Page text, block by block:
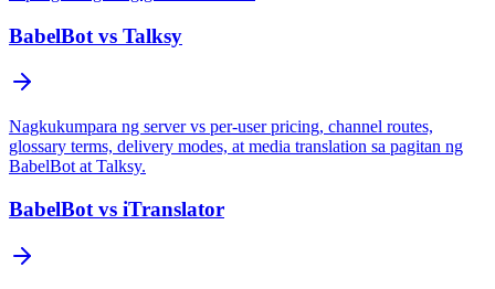
BabelBot vs Talksy
Nagkukumpara ng server vs per-user pricing, channel routes,
glossary terms, delivery modes, at media translation sa pagitan ng
BabelBot at Talksy.
BabelBot vs iTranslator